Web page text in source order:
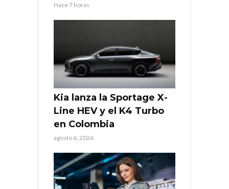
Hace 7 horas
Kia lanza la Sportage X-
Line HEV y el K4 Turbo
en Colombia
agosto 6, 2026